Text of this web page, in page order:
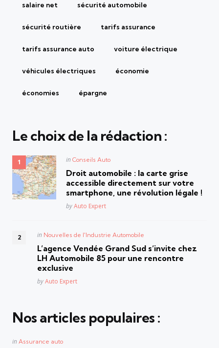
salaire net sécurité automobile
sécurité routière tarifs assurance
tarifs assurance auto voiture électrique
véhicules électriques économie
économies épargne
Le choix de la rédaction :
Posted
in
in Conseils Auto
Droit automobile : la carte grise
accessible directement sur votre
smartphone, une révolution légale !
Posted
byAuto Expert
Posted
in
in Nouvelles de l'Industrie Automobile
L’agence Vendée Grand Sud s’invite chez
LH Automobile 85 pour une rencontre
exclusive
Posted
byAuto Expert
Nos articles populaires :
Posted
in Assurance auto